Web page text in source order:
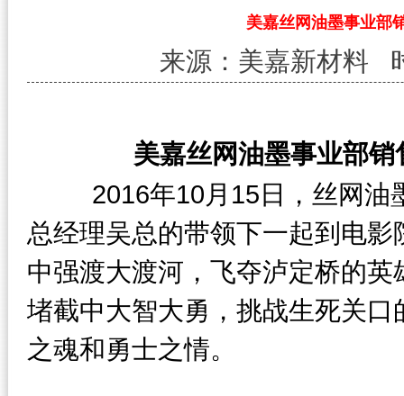
美嘉丝网油墨事业部
来源：美嘉新材料
美嘉丝网油墨事业部
2016年10月15日，丝网
总经理吴总的带领下一起到电影
中强渡大渡河，飞夺泸定桥的
堵截中大智大勇，挑战生死关
之魂和勇士之情。